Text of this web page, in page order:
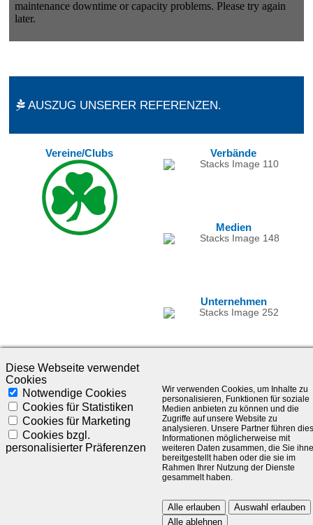
AUSZUG UNSERER REFERENZEN.
Vereine/Clubs Verbände
Medien
Unternehmen
©1985-2025 - SLC Management GmbH |Impressum
Visionär. Kompetent. Leidenschaftlich.
Treten Sie in Kontakt mit uns und bleiben Sie auf dem Laufenden:
Diese Webseite verwendet
Cookies
Notwendige Cookies
Cookies für Statistiken
Cookies für Marketing
Cookies bzgl.
personalisierter Präferenzen
Wir verwenden Cookies, um Inhalte zu
personalisieren, Funktionen für soziale
Medien anbieten zu können und die
Zugriffe auf unsere Website zu
analysieren. Unsere Partner führen
Informationen möglicherweise mit
weiteren Daten zusammen, die Sie
bereitgestellt haben oder die sie im
Rahmen Ihrer Nutzung der Dienste
gesammelt haben.
Alle erlauben
Auswahl erlauben
Alle ablehnen